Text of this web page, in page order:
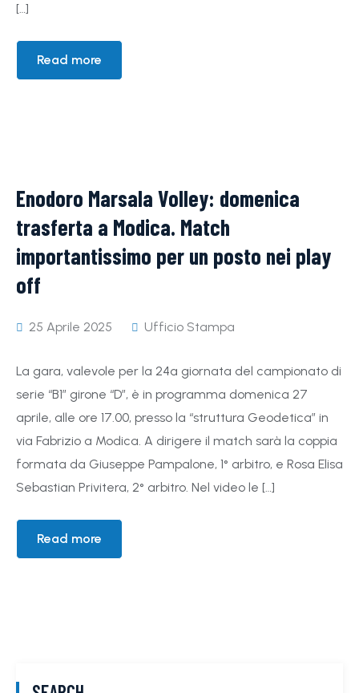
[…]
Read more
Enodoro Marsala Volley: domenica
trasferta a Modica. Match
importantissimo per un posto nei play
off
25 Aprile 2025 Ufficio Stampa
La gara, valevole per la 24ª giornata del campionato di
serie “B1” girone “D”, è in programma domenica 27
aprile, alle ore 17.00, presso la “struttura Geodetica” in
via Fabrizio a Modica. A dirigere il match sarà la coppia
formata da Giuseppe Pampalone, 1° arbitro, e Rosa Elisa
Sebastian Privitera, 2° arbitro. Nel video le […]
Read more